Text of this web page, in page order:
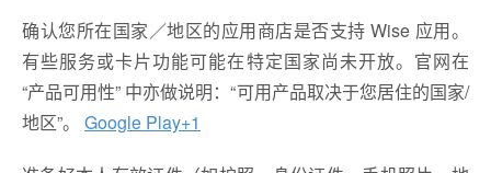
确认您所在国家／地区的应用商店是否支持 Wise 应用。
有些服务或卡片功能可能在特定国家尚未开放。官网在
“产品可用性” 中亦做说明：“可用产品取决于您居住的国家/
地区”。 Google Play+1